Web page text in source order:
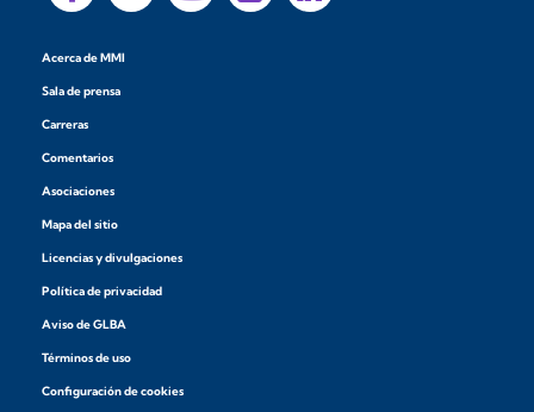
Acerca de MMI
Sala de prensa
Carreras
Comentarios
Asociaciones
Mapa del sitio
Licencias y divulgaciones
Política de privacidad
Aviso de GLBA
Términos de uso
Configuración de cookies